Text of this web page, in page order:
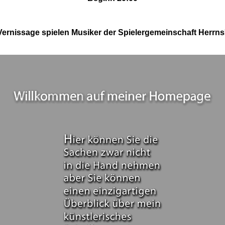
spielen Musiker der Spielergemeinschaft